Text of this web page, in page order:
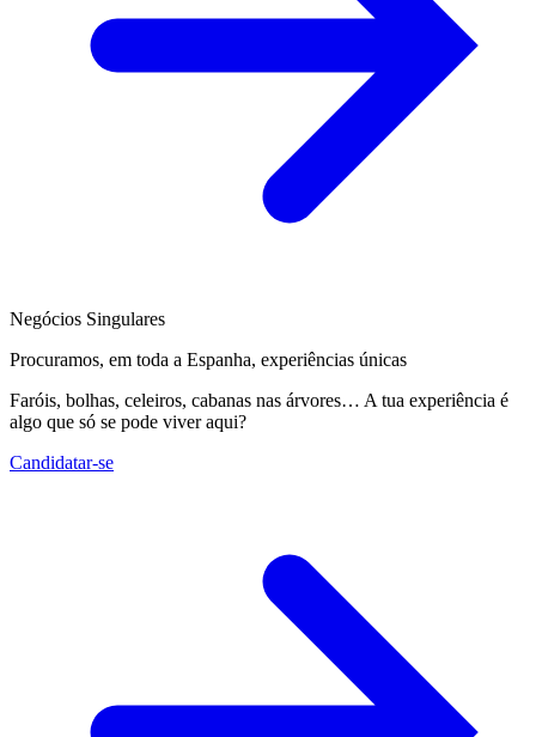
Negócios Singulares
Procuramos, em toda a Espanha, experiências únicas
Faróis, bolhas, celeiros, cabanas nas árvores… A tua experiência é
algo que só se pode viver aqui?
Candidatar-se